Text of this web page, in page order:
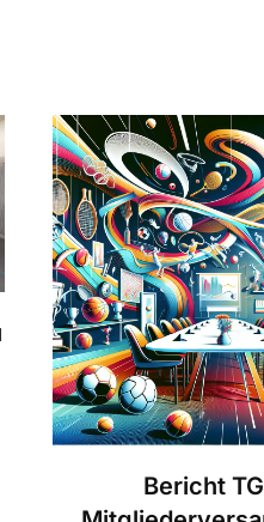
Bericht